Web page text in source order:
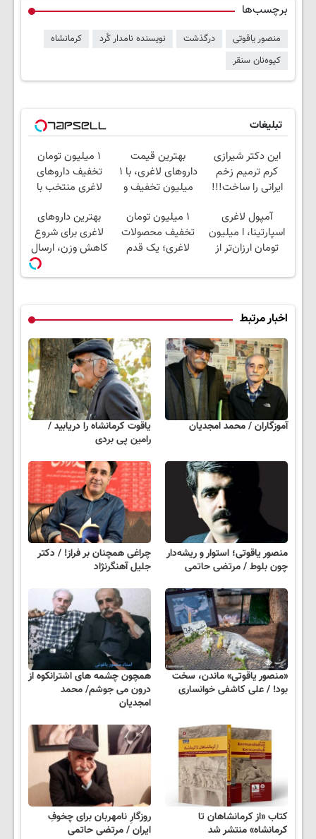
برچسب‌ها
منصور یاقوتی درگذشت نویسنده نامدار کُرد
کرمانشاه
کیوه‌نان سنقر
تبلیغات
این دکتر شیرازی
کرم ترمیم زخم
ایرانی را ساخت!!!
بهترین قیمت
داروهای لاغری، با ۱
میلیون تخفیف و
۱ میلیون تومان
تخفیف داروهای
لاغری منتخب با
نزدیکت
آمپول لاغری
اسپارتینا، ا میلیون
تومان ارزان‌تر از
۱ میلیون تومان
تخفیف محصولات
لاغری؛ یک قدم
کاهش وزن
بهترین داروهای
لاغری برای شروع
کاهش وزن، ارسال
از داروخانه های
نزدیکت!
اخبار مرتبط
آموزگاران / محمد امجدیان
یاقوت کرمانشاه را دریابید /
رامین پی بردی
منصور یاقوتی؛ استوار و ریشه‌دار
چون بلوط / مرتضی حاتمی
چراغی همچنان بر فراز! / دکتر
جلیل آهنگرنژاد
«منصور یاقوتی» ماندن، سخت
بود! / علی کاشفی خوانساری
همچون چشمه های اشترانکوه از
درون می جوشم/ محمد
امجدیان
کتاب «از کرمانشاهان تا
کرمانشاه» منتشر شد
روزگارِ نامهربان برای چخوفِ
ایران / مرتضی حاتمی